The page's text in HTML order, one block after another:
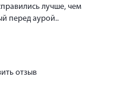
лучше, чем
перед аурой..
отзыв